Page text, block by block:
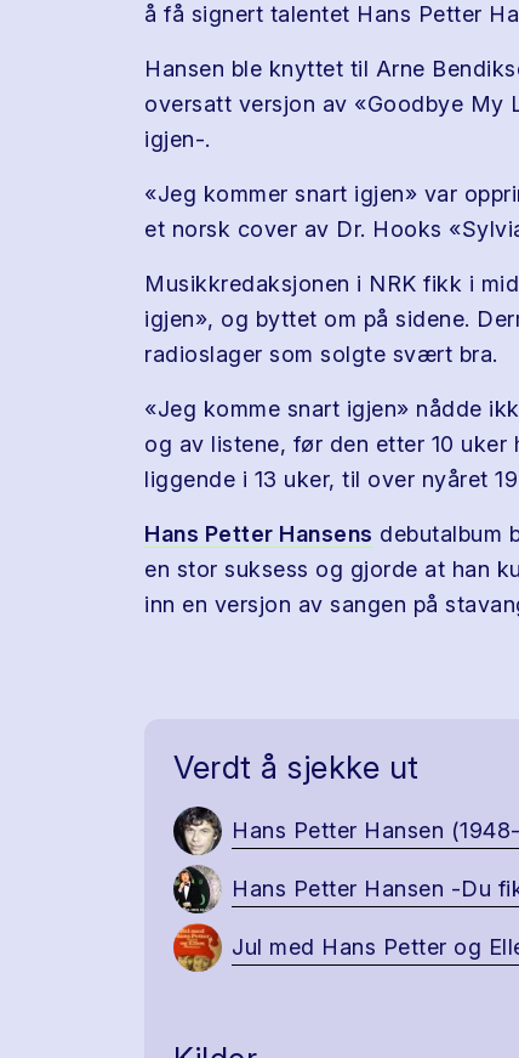
å få signert talentet Hans Petter
Hansen ble knyttet til Arne
oversatt versjon av «Goodbye My
igjen-.
«Jeg kommer snart igjen» var
et norsk cover av Dr. Hooks
Musikkredaksjonen i NRK fikk i
igjen», og byttet om på sidene.
radioslager som solgte svært bra.
«Jeg komme snart igjen» nådde
og av listene, før den etter 10 uker
liggende i 13 uker, til over nyåret
Hans Petter Hansens debutalbum
en stor suksess og gjorde at han
inn en versjon av sangen på
Verdt å sjekke ut
Hans Petter Hansen
Hans Petter Hansen -Du
Jul med Hans Petter og